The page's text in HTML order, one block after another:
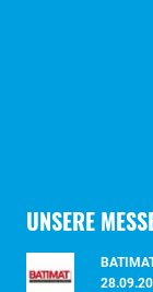
UNSERE